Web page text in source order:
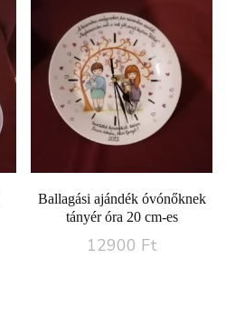
Ballagási ajándék óvónőknek
tányér óra 20 cm-es
12900 Ft